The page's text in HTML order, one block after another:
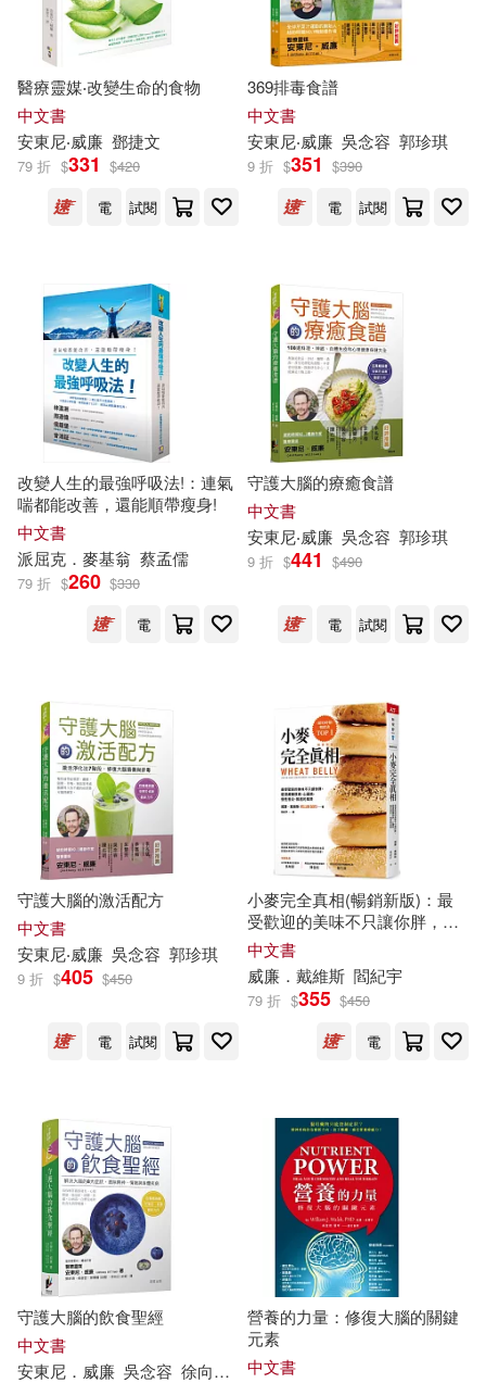
ぽあろ(50)
ホットエンターテイメント(48)
ケイ・エム・プロデュース(44)
喜乃さくら(43) 小川亮(43)
(美)埃里克森(42) 護玄(42)
（英）莎士比亞(42)
威廉．莎士比亞(41)
四葉タト(40) 醉琉璃(39)
海明威(38) 桐原いづみ(36)
nao fujiya(35)
劉永澤，羅丹青（主編）(35)
（法）羅曼·羅蘭(35)
（美）海明威(35)
伍美珍（主編）(34)
（美）H.P.洛夫克拉夫特(34)
Deutsche Grammophon(400)
KADOKAWA(371)
Linfair Records Limited(314)
中信出版社(302)
warner music(298)
時報出版(294)
ムービック(287)
人民文學出版社(287)
台灣角川(268)
上海人民出版社(258)
博樂伯樂(249) 尖端(248)
譯林出版社(241)
アルマビアンカ(240)
外語教學與研究出版社(238)
中國醫藥科技出版社(225)
江蘇文藝出版社(221)
上海譯文出版社(214)
華東師範大學出版社(206)
電子書 (可複選)
適合手機平板閱讀(2095)
適合平板閱讀(2325)
其他 (可複選)
現在可購買商品(27042)
作者/演唱/譯/編/繪(2)
價格
範圍
醫療靈媒‧改變生命的食物
中文書
安東尼‧威廉 鄧捷文
79 折 $331 $420
電
試閱
369排毒食譜
中文書
安東尼‧威廉 吳念容 郭珍琪
9 折 $351 $390
電
試閱
改變人生的最強呼吸法!：連氣
喘都能改善，還能順帶瘦身!
中文書
派屈克 ．麥基翁 蔡孟儒
79 折 $260 $330
電
守護大腦的療癒食譜
中文書
安東尼‧威廉 吳念容 郭珍琪
9 折 $441 $490
電 試閱
守護大腦的激活配方
中文書
安東尼‧威廉 吳念容 郭珍琪
9 折 $405 $450
電 試閱
小麥完全真相(暢銷新版)：最
受歡迎的美味不只讓你胖，還
潛藏糖尿病、心臟病、慢性發
炎、致癌的風險
中文書
威廉 ．戴維斯 閻紀宇
79 折 $355 $450
電
守護大腦的飲食聖經
中文書
安東尼． 威廉 吳念容 徐向立(朵爸) 徐意晴(朵媽)
營養的力量：修復大腦的關鍵
元素
中文書